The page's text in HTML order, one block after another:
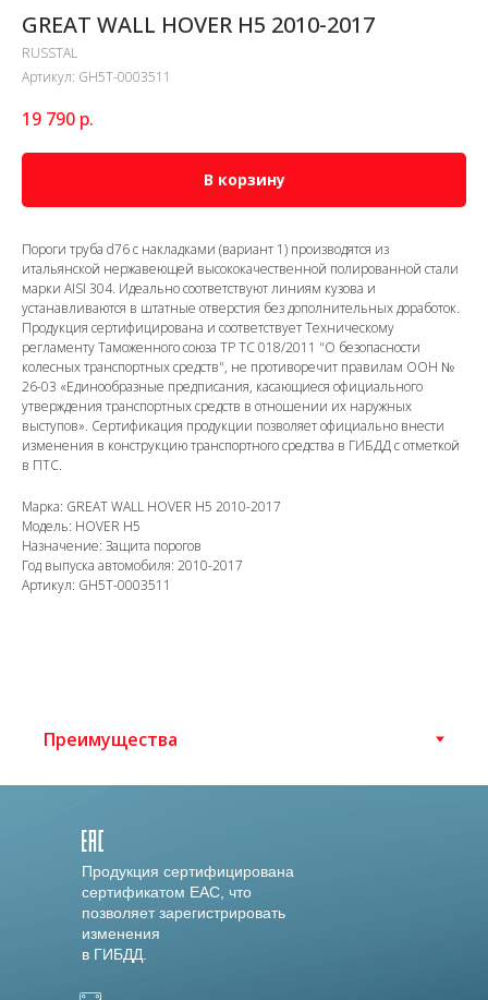
GREAT WALL HOVER H5 2010-2017
RUSSTAL
Артикул: GH5T-0003511
19 790 р.
В корзину
Пороги труба d76 с накладками (вариант 1) производятся из
итальянской нержавеющей высококачественной полированной стали
марки AISI 304. Идеально соответствуют линиям кузова и
устанавливаются в штатные отверстия без дополнительных доработок.
Продукция сертифицирована и соответствует Техническому
регламенту Таможенного союза ТР ТС 018/2011 "О безопасности
колесных транспортных средств", не противоречит правилам ООН №
26-03 «Единообразные предписания, касающиеся официального
утверждения транспортных средств в отношении их наружных
выступов». Сертификация продукции позволяет официально внести
изменения в конструкцию транспортного средства в ГИБДД с отметкой
в ПТС.
Марка: GREAT WALL HOVER H5 2010-2017
Модель: HOVER H5
Назначение: Защита порогов
Год выпуска автомобиля: 2010-2017
Артикул: GH5T-0003511
Продукция сертифицирована
сертификатом EAC, что
позволяет зарегистрировать
изменения
в ГИБДД.